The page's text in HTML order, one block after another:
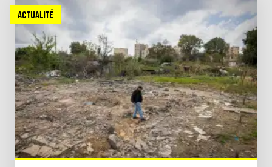
ACTUALITÉ